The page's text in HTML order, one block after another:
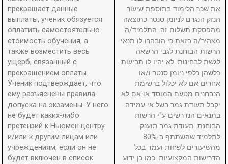
прекращает данные
выплаты, ученик обязуется
оплатить самостоятельно
стоимость обучения, а
также возместить весь
ущерб, связанный с
прекращением оплаты.
Ученик подтверждает, что
ему разъяснены правила
допуска на экзамены. У него
не будет каких-либо
претензий к Ньюмен центру
и/или к другим лицам или
учреждениям, если он не
будет включен в список
את שכר הלימוד בתוספת שיעור
הנזק הנגרם לניומן סנטר כתוצאה
מהפסקת תשלום זה. התלמיד/ה
מצהיר/ה בזאת כי הובהרו לו תנאי
הרשות הבוחנת לגבי הרשאה
לגשת לבחינות. לא יהיו לו תביעות
כלשהן כלפי ניומן סנטר ו/או
אחרים אם לא יכלול ברשימת
הנבחנים מטעם המוסד או אם לא
יקבל תעודת גמר בשל אי עמידה
בתנאים הנדרשים ע"י הרשות
הבוחנת. תעודת גמר תוענק
לתלמיד שהשתתף ב-80%
מהשיעורים לפחות ועמד בכל
הדרישות המקצועיות. כמו כן ידוע